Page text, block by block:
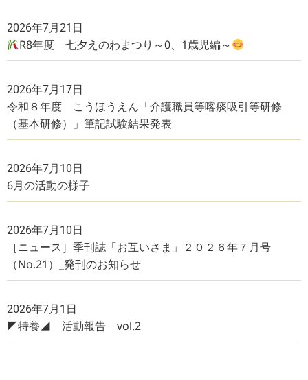
2026年7月21日
R8年度 七夕えのわまつり～0、1歳児編～
2026年7月17日
令和８年度 こうほうえん「介護職員等喀痰吸引等研修
（基本研修）」筆記試験結果発表
2026年7月10日
6月の活動の様子
2026年7月10日
［ニュース］季刊誌「お互いさま」２０２６年７月号
（No.21）_発刊のお知らせ
2026年7月1日
◤特養◢ 活動報告 vol.2